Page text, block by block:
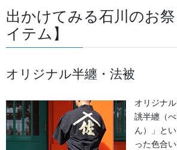
出かけてみる石川のお
イテム】
オリジナル半纏・法被
オリジナ
誂半纏（
ん）」と
った色合